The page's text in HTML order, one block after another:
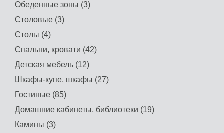
Обеденные зоны (3)
Столовые (3)
Столы (4)
Спальни, кровати (42)
Детская мебель (12)
Шкафы-купе, шкафы (27)
Гостиные (85)
Домашние кабинеты, библиотеки (19)
Камины (3)